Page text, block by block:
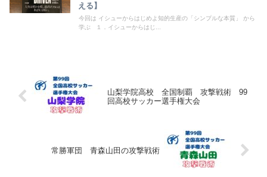
える】
今回は イシューからはじめよ知的生産の「シンプルな本質」 から
学ぶ １．イシューからはじ...
山梨学院高校 全国制覇 攻撃戦術 99
回高校サッカー選手権大会
常勝軍団 青森山田の攻撃戦術